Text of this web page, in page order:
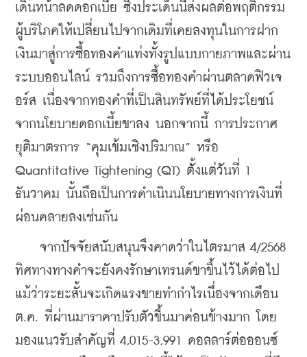
เดินหน้าลดดอกเบี้ย ซึ่งประเด็นนี้ส่งผลต่อพฤติกรรม
ผู้บริโภคให้เปลี่ยนไปจากเดิมที่เคยลงทุนในการฝาก
เงินมาสู่การซื้อทองคำแท่งทั้งรูปแบบกายภาพและผ่าน
ระบบออนไลน์ รวมถึงการซื้อทองคำผ่านตลาดฟิวเจ
อร์ส เนื่องจากทองคำที่เป็นสินทรัพย์ที่ได้ประโยชน์
จากนโยบายดอกเบี้ยขาลง นอกจากนี้ การประกาศ
ยุติมาตรการ “คุมเข้มเชิงปริมาณ” หรือ
Quantitative Tightening (QT) ตั้งแต่วันที่ 1
ธันวาคม นั้นถือเป็นการดำเนินนโยบายทางการเงินที่
ผ่อนคลายลงเช่นกัน
จากปัจจัยสนับสนุนจึงคาดว่าในไตรมาส 4/2568
ทิศทางทางคำจะยังคงรักษาเทรนด์ขาขึ้นไว้ได้ต่อไป
แม้ว่าระยะสั้นจะเกิดแรงขายทำกำไรเนื่องจากเดือน
ต.ค. ที่ผ่านมาราคาปรับตัวขึ้นมาค่อนข้างมาก โดย
มองแนวรับสำคัญที่ 4,015-3,991 ดอลลาร์ต่อออนซ์